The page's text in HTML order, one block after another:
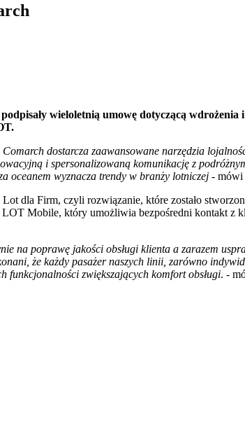
wieloletnią umowę dotyczącą
dostarcza zaawansowane narzędzia
i spersonalizowaną komunikację z
oceanem wyznacza trendy w branży lotniczej - mówi
dla Firm, czyli rozwiązanie, które zostało
Mobile, który umożliwia bezpośredni kontakt z
na poprawę jakości obsługi klienta a zarazem
że każdy pasażer naszych linii, zarówno
funkcjonalności zwiększających komfort obsługi. -